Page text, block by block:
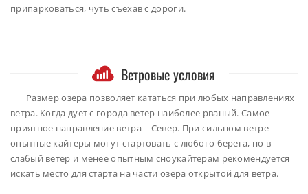
припарковаться, чуть съехав с дороги.
Ветровые условия
Размер озера позволяет кататься при любых направлениях
ветра. Когда дует с города ветер наиболее рваный. Самое
приятное направление ветра – Север. При сильном ветре
опытные кайтеры могут стартовать с любого берега, но в
слабый ветер и менее опытным сноукайтерам рекомендуется
искать место для старта на части озера открытой для ветра.